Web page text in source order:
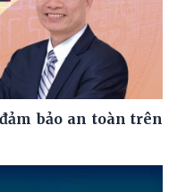
bảo an toàn trên